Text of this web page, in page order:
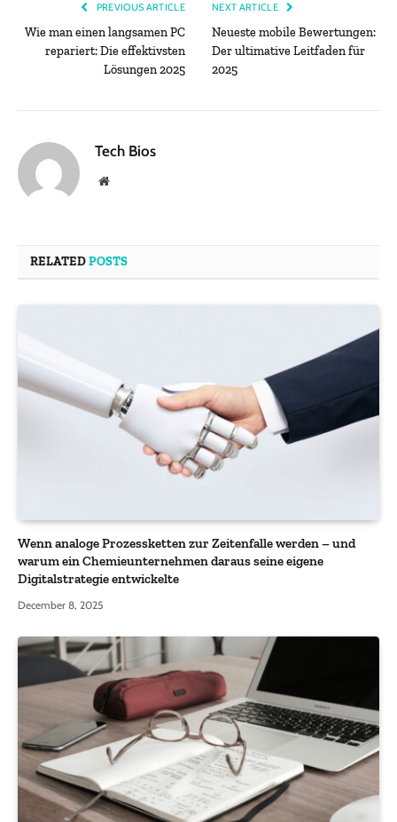
PREVIOUS ARTICLE
Wie man einen langsamen PC
repariert: Die effektivsten
Lösungen 2025
NEXT ARTICLE
Neueste mobile Bewertungen:
Der ultimative Leitfaden für
2025
Tech Bios
Website
RELATEDPOSTS
Wenn analoge Prozessketten zur Zeitenfalle werden – und
warum ein Chemieunternehmen daraus seine eigene
Digitalstrategie entwickelte
December 8, 2025